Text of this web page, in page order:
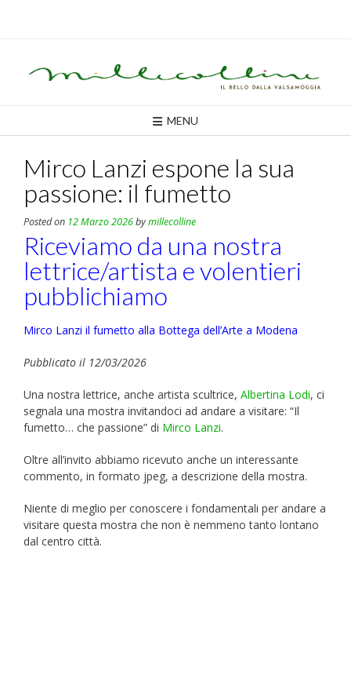
MENU
Mirco Lanzi espone la sua
passione: il fumetto
Posted on 12 Marzo 2026bymillecolline
Riceviamo da una nostra
lettrice/artista e volentieri
pubblichiamo
Mirco Lanzi il fumetto alla Bottega dell’Arte a Modena
Pubblicato il 12/03/2026
Una nostra lettrice, anche artista scultrice, Albertina Lodi, ci
segnala una mostra invitandoci ad andare a visitare: “Il
fumetto… che passione” di Mirco Lanzi.
Oltre all’invito abbiamo ricevuto anche un interessante
commento, in formato jpeg, a descrizione della mostra.
Niente di meglio per conoscere i fondamentali per andare a
visitare questa mostra che non è nemmeno tanto lontano
dal centro città.